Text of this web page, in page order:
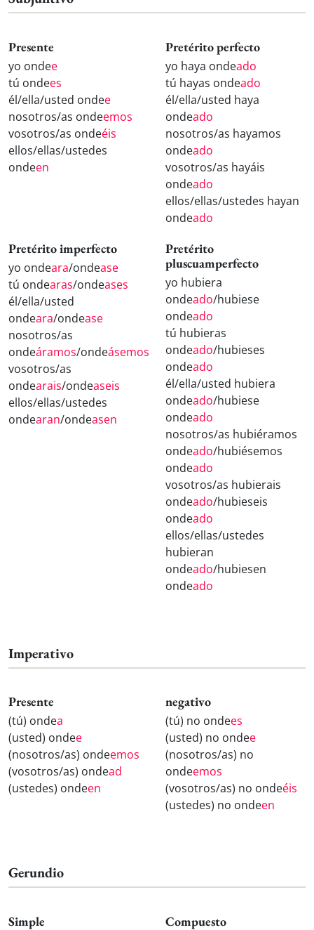
Presente
yo ondee
tú ondees
él/ella/usted ondee
nosotros/as ondeemos
vosotros/as ondeéis
ellos/ellas/ustedes
ondeen
Pretérito perfecto
yo haya ondeado
tú hayas ondeado
él/ella/usted haya
ondeado
nosotros/as hayamos
ondeado
vosotros/as hayáis
ondeado
ellos/ellas/ustedes hayan
ondeado
Pretérito imperfecto
yo ondeara/ondease
tú ondearas/ondeases
él/ella/usted
ondeara/ondease
nosotros/as
ondeáramos/ondeásemos
vosotros/as
ondearais/ondeaseis
ellos/ellas/ustedes
ondearan/ondeasen
Pretérito
pluscuamperfecto
yo hubiera
ondeado/hubiese
ondeado
tú hubieras
ondeado/hubieses
ondeado
él/ella/usted hubiera
ondeado/hubiese
ondeado
nosotros/as hubiéramos
ondeado/hubiésemos
ondeado
vosotros/as hubierais
ondeado/hubieseis
ondeado
ellos/ellas/ustedes
hubieran
ondeado/hubiesen
ondeado
Imperativo
Presente
(tú) ondea
(usted) ondee
(nosotros/as) ondeemos
(vosotros/as) ondead
(ustedes) ondeen
negativo
(tú) no ondees
(usted) no ondee
(nosotros/as) no
ondeemos
(vosotros/as) no ondeéis
(ustedes) no ondeen
Gerundio
Simple Compuesto